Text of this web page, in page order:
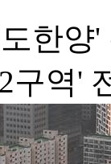
한양
구역'